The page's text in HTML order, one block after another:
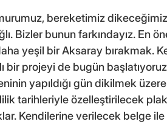
bereketimiz
Bizler bunun farkındayız. En
yeşil bir Aksaray bırakmak.
bir projeyi de bugün
yapıldığı gün dikilmek
tarihleriyle özelleştirilecek
Kendilerine verilecek belge